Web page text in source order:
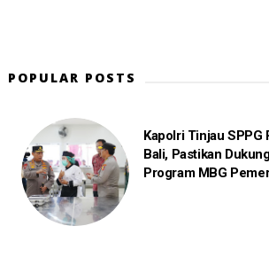
POPULAR POSTS
Kapolri Tinjau SPPG
Bali, Pastikan
Program MBG